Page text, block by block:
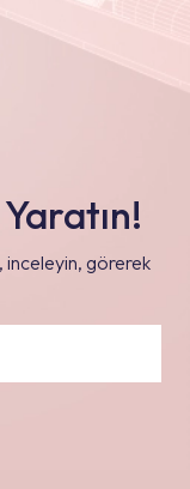
inceleyin, görerek